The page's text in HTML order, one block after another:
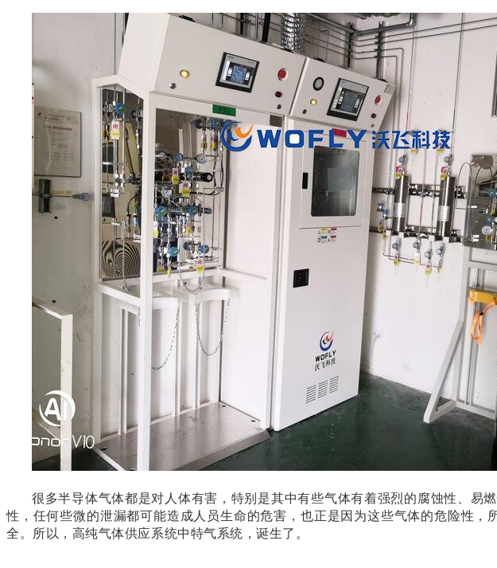
很多半导体气体都是对人体有害，特别是其中有些气体有着强烈的腐蚀性、易
性，任何些微的泄漏都可能造成人员生命的危害，也正是因为这些气体的危险性
全。所以，高纯气体供应系统中特气系统，诞生了。